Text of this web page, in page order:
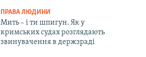
ПРАВА ЛЮДИНИ
Мить – і ти шпигун. Як у
кримських судах розглядають
звинувачення в держзраді